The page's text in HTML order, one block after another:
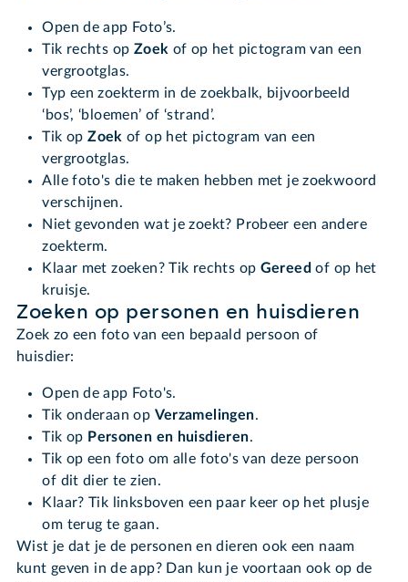
Open de app Foto’s.
Tik rechts op Zoek of op het pictogram van een
vergrootglas.
Typ een zoekterm in de zoekbalk, bijvoorbeeld
‘bos’, ‘bloemen’ of ‘strand’.
Tik opZoekof op het pictogram van een
vergrootglas.
Alle foto's die te maken hebben met je zoekwoord
verschijnen.
Niet gevonden wat je zoekt? Probeer een andere
zoekterm.
Klaar met zoeken? Tik rechts op Gereedof op het
kruisje.
Zoeken op personen en huisdieren
Zoek zo een foto van een bepaald persoon of
huisdier:
Open de app Foto's.
Tik onderaan op Verzamelingen.
Tik op Personen en huisdieren.
Tik op een foto om alle foto's van deze persoon
of dit dier te zien.
Klaar? Tik linksboven een paar keer op het plusje
om terug te gaan.
Wist je dat je de personen en dieren ook een naam
kunt geven in de app? Dan kun je voortaan ook op de